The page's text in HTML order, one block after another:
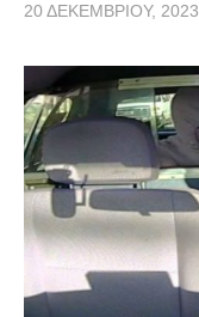
20 ΔΕΚΕΜΒΡΊΟΥ, 2023